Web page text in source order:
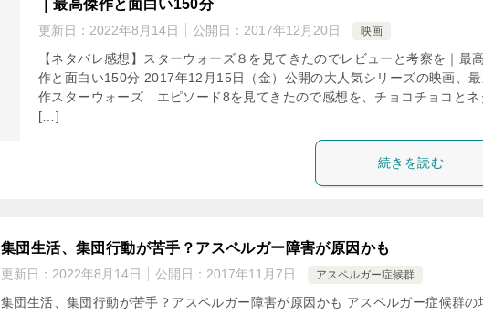
｜最高傑作と面白い150分
更新日： 2022年8月14日 公開日： 2017年12月20日 映画
【ネタバレ感想】スターウォーズ８を見てきたのでレビューと考察を｜最
作と面白い150分 2017年12月15日（金）公開の大人気シリーズの映画、
作スターウォーズ エピソード8を見てきたので感想を、チョコチョコとネ
[…]
続きを読む
集団生活、集団行動が苦手？アスペルガー障害が原因かも
更新日： 2022年8月14日 公開日： 2017年11月7日 アスペルガー症候群
集団生活、集団行動が苦手？アスペルガー障害が原因かも アスペルガー症候群の